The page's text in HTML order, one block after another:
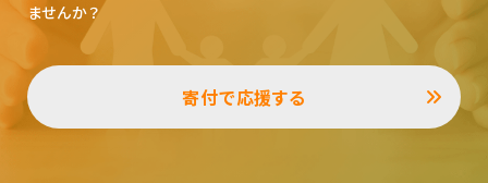
ませんか？
寄付で応援する